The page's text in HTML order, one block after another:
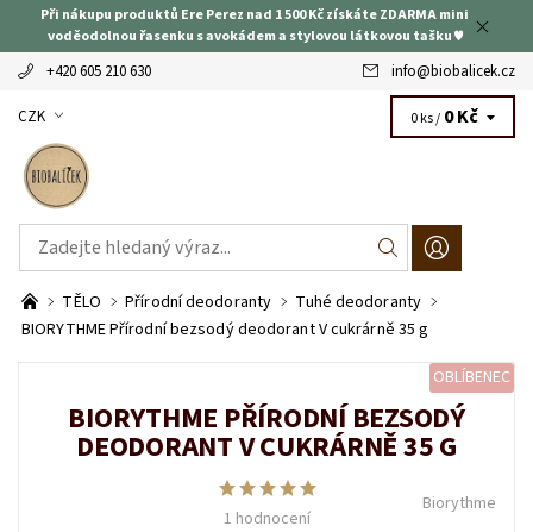
Při nákupu produktů Ere Perez nad 1 500 Kč získáte ZDARMA mini
voděodolnou řasenku s avokádem a stylovou látkovou tašku ♥
+420 605 210 630 info@biobalicek.cz
CZK 0 ks / 0 Kč
TĚLO Přírodní deodoranty
Tuhé deodoranty
BIORYTHME Přírodní bezsodý deodorant V cukrárně 35 g
OBLÍBENEC
BIORYTHME PŘÍRODNÍ BEZSODÝ
DEODORANT V CUKRÁRNĚ 35 G
1 hodnocení
Biorythme